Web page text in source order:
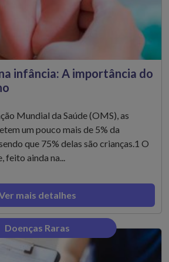
infância: A importância do
Mundial da Saúde (OMS), as
um pouco mais de 5% da
que 75% delas são crianças.1 O
ainda na...
mais detalhes
Doenças Raras